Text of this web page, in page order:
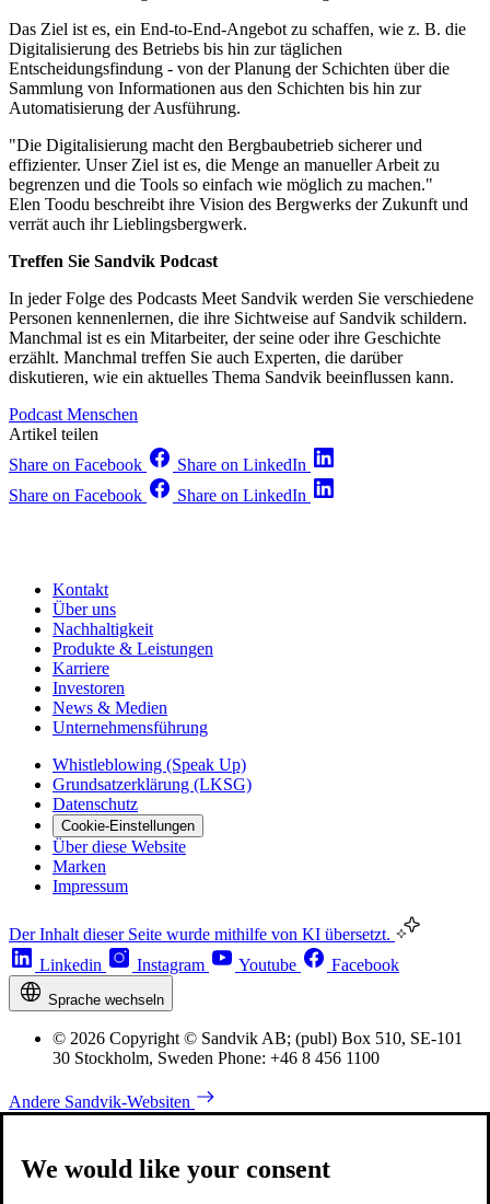
Das Ziel ist es, ein End-to-End-Angebot zu schaffen, wie z. B. die
Digitalisierung des Betriebs bis hin zur täglichen
Entscheidungsfindung - von der Planung der Schichten über die
Sammlung von Informationen aus den Schichten bis hin zur
Automatisierung der Ausführung.
"Die Digitalisierung macht den Bergbaubetrieb sicherer und
effizienter. Unser Ziel ist es, die Menge an manueller Arbeit zu
begrenzen und die Tools so einfach wie möglich zu machen."
Elen Toodu beschreibt ihre Vision des Bergwerks der Zukunft und
verrät auch ihr Lieblingsbergwerk.
Treffen Sie Sandvik Podcast
In jeder Folge des Podcasts Meet Sandvik werden Sie verschiedene
Personen kennenlernen, die ihre Sichtweise auf Sandvik schildern.
Manchmal ist es ein Mitarbeiter, der seine oder ihre Geschichte
erzählt. Manchmal treffen Sie auch Experten, die darüber
diskutieren, wie ein aktuelles Thema Sandvik beeinflussen kann.
Podcast Menschen
Artikel teilen
Share on Facebook
Share on LinkedIn
Share on Facebook
Share on LinkedIn
Kontakt
Über uns
Nachhaltigkeit
Produkte & Leistungen
Karriere
Investoren
News & Medien
Unternehmensführung
Whistleblowing (Speak Up)
Grundsatzerklärung (LKSG)
Datenschutz
Cookie-Einstellungen
Über diese Website
Marken
Impressum
Der Inhalt dieser Seite wurde mithilfe von KI übersetzt.
Linkedin
Instagram Youtube Facebook
Sprache wechseln
© 2026 Copyright © Sandvik AB; (publ) Box 510, SE-101
30 Stockholm, Sweden Phone: +46 8 456 1100
Andere Sandvik-Websiten
We would like your consent